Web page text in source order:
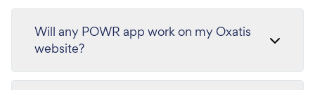
Will any POWR app work on my Oxatis
website?